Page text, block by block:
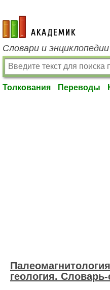
academic.ru
Словари и
Толкования Переводы
геология.